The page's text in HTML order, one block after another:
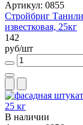
Артикул: 0855
Стройбриг
известковая, 25кг
142
руб/шт
В наличии